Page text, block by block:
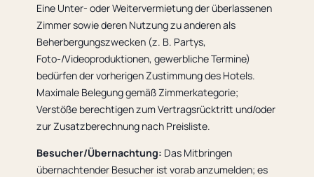
Eine Unter- oder Weitervermietung der überlassenen
Zimmer sowie deren Nutzung zu anderen als
Beherbergungszwecken (z. B. Partys,
Foto-/Videoproduktionen, gewerbliche Termine)
bedürfen der vorherigen Zustimmung des Hotels.
Maximale Belegung gemäß Zimmerkategorie;
Verstöße berechtigen zum Vertragsrücktritt und/oder
zur Zusatzberechnung nach Preisliste.
Besucher/Übernachtung: Das Mitbringen
übernachtender Besucher ist vorab anzumelden; es